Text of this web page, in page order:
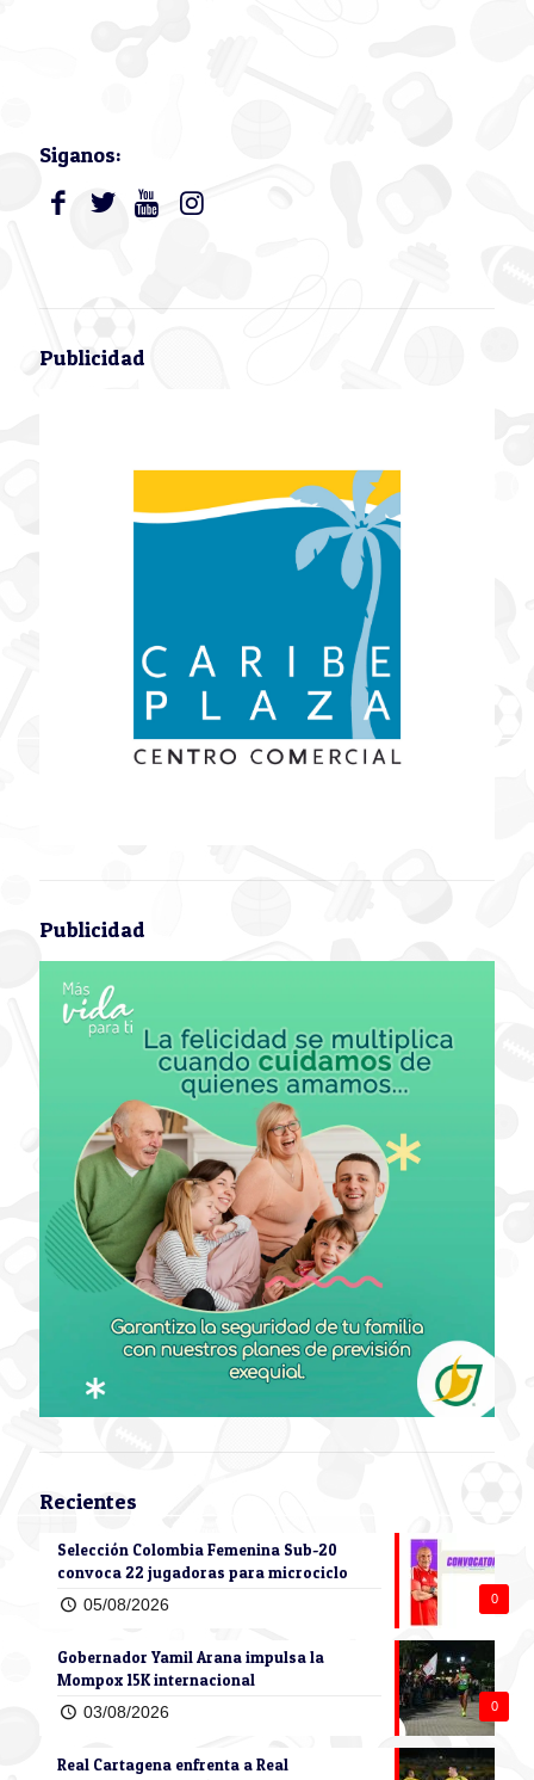
Siganos:
Publicidad
Publicidad
Recientes
0
Selección Colombia Femenina Sub-20
convoca 22 jugadoras para microciclo
05/08/2026
0
Gobernador Yamil Arana impulsa la
Mompox 15K internacional
03/08/2026
Real Cartagena enfrenta a Real